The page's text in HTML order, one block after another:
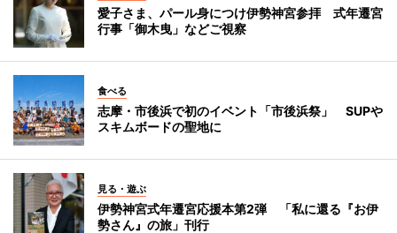
愛子さま、パール身につけ伊勢神宮参拝 式年遷宮
行事「御木曳」などご視察
食べる
志摩・市後浜で初のイベント「市後浜祭」 SUPや
スキムボードの聖地に
見る・遊ぶ
伊勢神宮式年遷宮応援本第2弾 「私に還る『お伊
勢さん』の旅」刊行